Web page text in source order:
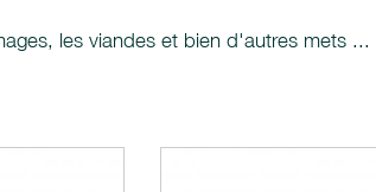
les viandes et bien d'autres mets ...